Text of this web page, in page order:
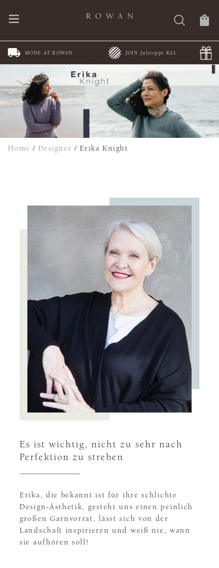
JOIN Juleteppe KAL Spring Summer Collections
Home /Designer / Erika Knight
Es ist wichtig, nicht zu sehr nach
Perfektion zu streben
Erika, die bekannt ist für ihre schlichte
Design-Ästhetik, gesteht uns einen peinlich
großen Garnvorrat, lässt sich von der
Landschaft inspirieren und weiß nie, wann
sie aufhören soll!